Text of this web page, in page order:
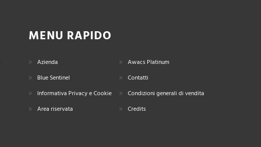
MENU RAPIDO
Azienda
Awacs Platinum
Blue Sentinel
Contatti
Informativa Privacy e Cookie
Condizioni generali di vendita
Area riservata
Credits